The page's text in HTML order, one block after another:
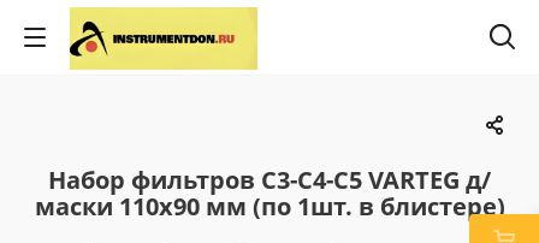
Набор фильтров С3-С4-С5 VARTEG д/
маски 110х90 мм (по 1шт. в блистере)